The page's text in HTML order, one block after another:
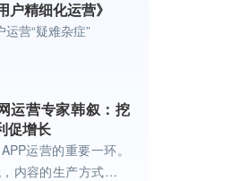
户精细化运营》
营“疑难杂症”
运营专家韩叙：挖
促增长
运营的重要一环。
内容的生产方式、分